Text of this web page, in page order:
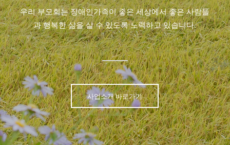
우리 부모회는 장애인가족이 좋은 세상에서 좋은 사람들
과 행복한 삶을 살 수 있도록 노력하고 있습니다.
사업소개 바로가기